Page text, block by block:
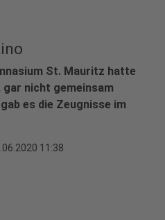
St. Mauritz hatte
nicht gemeinsam
es die Zeugnisse im
11:38